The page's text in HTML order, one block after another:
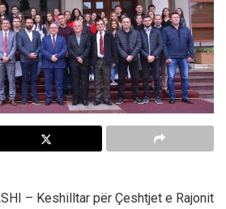
– Keshilltar për Çeshtjet e Rajonit